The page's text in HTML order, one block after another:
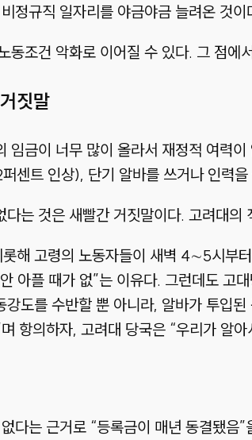
정규직 일자리를 야금야금 늘려온 것이
동조건 악화로 이어질 수 있다. 그 점
짓말
임금이 너무 많이 올라서 재정적 여력
센트 인상), 단기 알바를 쓰거나 인력
다는 것은 새빨간 거짓말이다. 고려대
해 고령의 노동자들이 새벽 4∼5시부
아플 때가 없”는 이유다. 그런데도 고
강도를 수반할 뿐 아니라, 알바가 투입
항의하자, 고려대 당국은 “우리가 알
다는 근거로 “등록금이 매년 동결됐음